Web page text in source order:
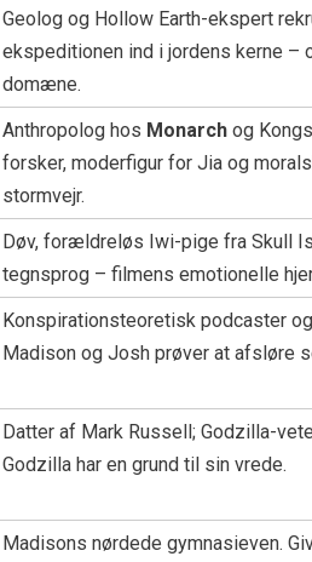
Geolog og Hollow Earth-ekspert
ekspeditionen ind i jordens kerne –
domæne.
Anthropolog hos Monarch og
forsker, moderfigur for Jia og
stormvejr.
Døv, forældreløs Iwi-pige fra Skull
tegnsprog – filmens emotionelle
Konspirationsteoretisk podcaster
Madison og Josh prøver at afsløre
Datter af Mark Russell; Godzilla-
Godzilla har en grund til sin vrede.
Madisons nørdede gymnasieven.